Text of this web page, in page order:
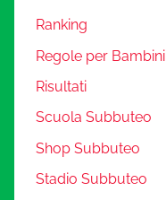
Ranking
Regole per Bambini
Risultati
Scuola Subbuteo
Shop Subbuteo
Stadio Subbuteo